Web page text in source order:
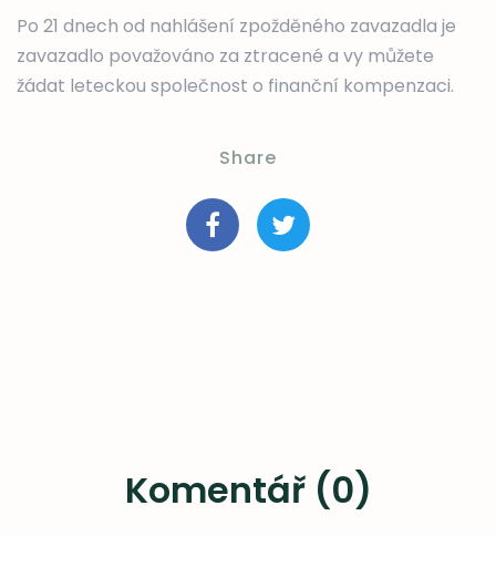
Po 21 dnech od nahlášení zpožděného zavazadla je
zavazadlo považováno za ztracené a vy můžete
žádat leteckou společnost o finanční kompenzaci.
Share
Komentář (0)